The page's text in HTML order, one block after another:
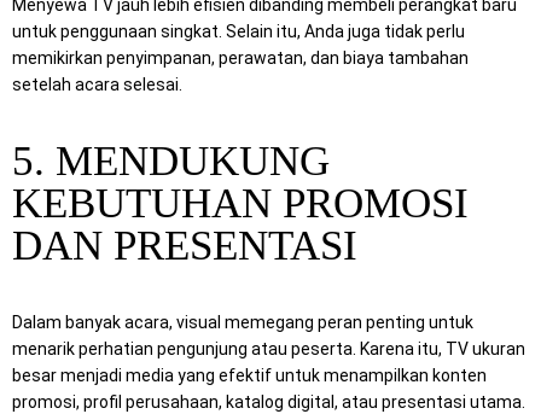
Menyewa TV jauh lebih efisien dibanding membeli perangkat baru
untuk penggunaan singkat. Selain itu, Anda juga tidak perlu
memikirkan penyimpanan, perawatan, dan biaya tambahan
setelah acara selesai.
5. MENDUKUNG
KEBUTUHAN PROMOSI
DAN PRESENTASI
Dalam banyak acara, visual memegang peran penting untuk
menarik perhatian pengunjung atau peserta. Karena itu, TV ukuran
besar menjadi media yang efektif untuk menampilkan konten
promosi, profil perusahaan, katalog digital, atau presentasi utama.